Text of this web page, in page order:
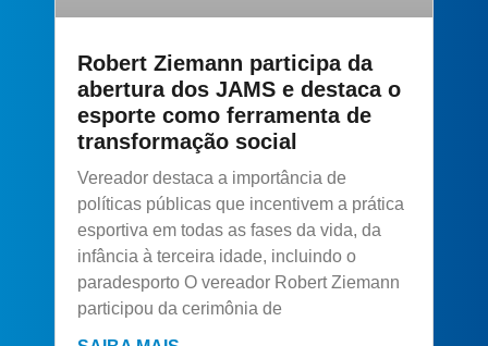
Robert Ziemann participa da
abertura dos JAMS e destaca o
esporte como ferramenta de
transformação social
Vereador destaca a importância de
políticas públicas que incentivem a prática
esportiva em todas as fases da vida, da
infância à terceira idade, incluindo o
paradesporto O vereador Robert Ziemann
participou da cerimônia de